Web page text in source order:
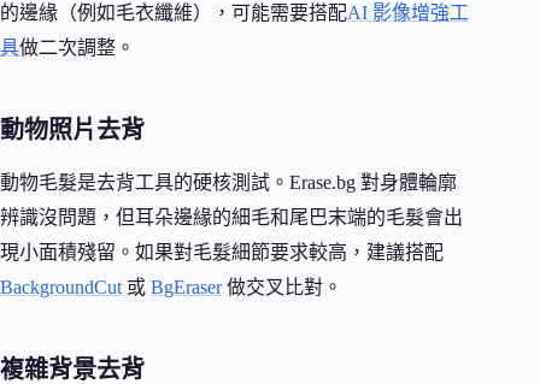
的邊緣（例如毛衣纖維），可能需要搭配AI 影像增強工
具做二次調整。
動物照片去背
動物毛髮是去背工具的硬核測試。Erase.bg 對身體輪廓
辨識沒問題，但耳朵邊緣的細毛和尾巴末端的毛髮會出
現小面積殘留。如果對毛髮細節要求較高，建議搭配
BackgroundCut 或 BgEraser做交叉比對。
複雜背景去背